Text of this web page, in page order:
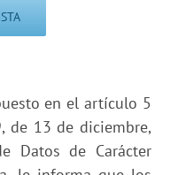
en el artículo 5
de 13 de diciembre,
Datos de Carácter